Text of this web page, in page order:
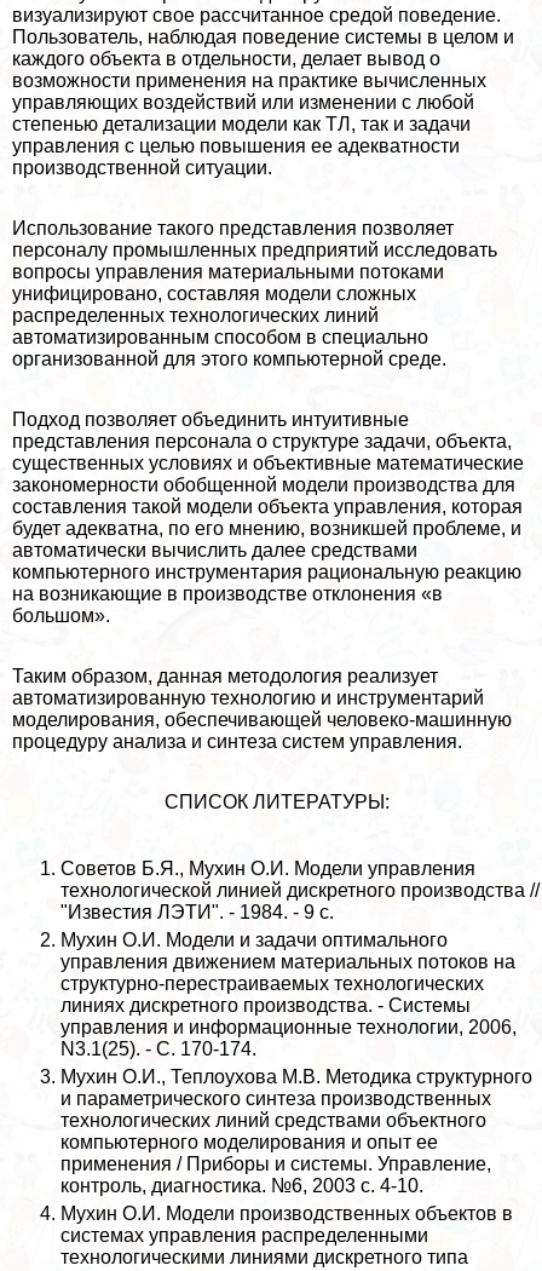
визуализируют свое рассчитанное средой поведение.
Пользователь, наблюдая поведение системы в целом и
каждого объекта в отдельности, делает вывод о
возможности применения на пpaктике вычисленных
управляющих воздействий или изменении с любой
степенью детализации модели как ТЛ, так и задачи
управления с целью повышения ее адекватности
производственной ситуации.
Использование такого представления позволяет
персоналу промышленных предприятий исследовать
вопросы управления материальными потоками
унифицировано, составляя модели сложных
распределенных технологических линий
автоматизированным способом в специально
организованной для этого компьютерной среде.
Подход позволяет объединить интуитивные
представления персонала о структуре задачи, объекта,
существенных условиях и объективные математические
закономерности обобщенной модели производства для
составления такой модели объекта управления, которая
будет адекватна, по его мнению, возникшей проблеме, и
автоматически вычислить далее средствами
компьютерного инструментария рациональную реакцию
на возникающие в производстве отклонения «в
большом».
Таким образом, данная методология реализует
автоматизированную технологию и инструментарий
моделирования, обеспечивающей человеко-машинную
процедуру анализа и синтеза систем управления.
СПИСОК ЛИТЕРАТУРЫ:
Советов Б.Я., Мухин О.И. Модели управления
технологической линией дискретного производства //
"Известия ЛЭТИ". - 1984. - 9 с.
Мухин О.И. Модели и задачи оптимального
управления движением материальных потоков на
структурно-перестраиваемых технологических
линиях дискретного производства. - Системы
управления и информационные технологии, 2006,
N3.1(25). - С. 170-174.
Мухин О.И., Теплоухова М.В. Методика структурного
и параметрического синтеза производственных
технологических линий средствами объектного
компьютерного моделирования и опыт ее
применения / Приборы и системы. Управление,
контроль, диагностика. №6, 2003 с. 4-10.
Мухин О.И. Модели производственных объектов в
системах управления распределенными
технологическими линиями дискретного типа